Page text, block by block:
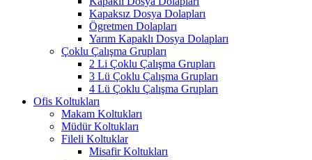
Kapaksız Dosya Dolapları
Ögretmen Dolapları
Yarım Kapaklı Dosya Dolapları
Çoklu Çalışma Grupları
2 Li Çoklu Çalışma Grupları
3 Lü Çoklu Çalışma Grupları
4 Lü Çoklu Çalışma Grupları
Ofis Koltukları
Makam Koltukları
Müdür Koltukları
Fileli Koltuklar
Misafir Koltukları